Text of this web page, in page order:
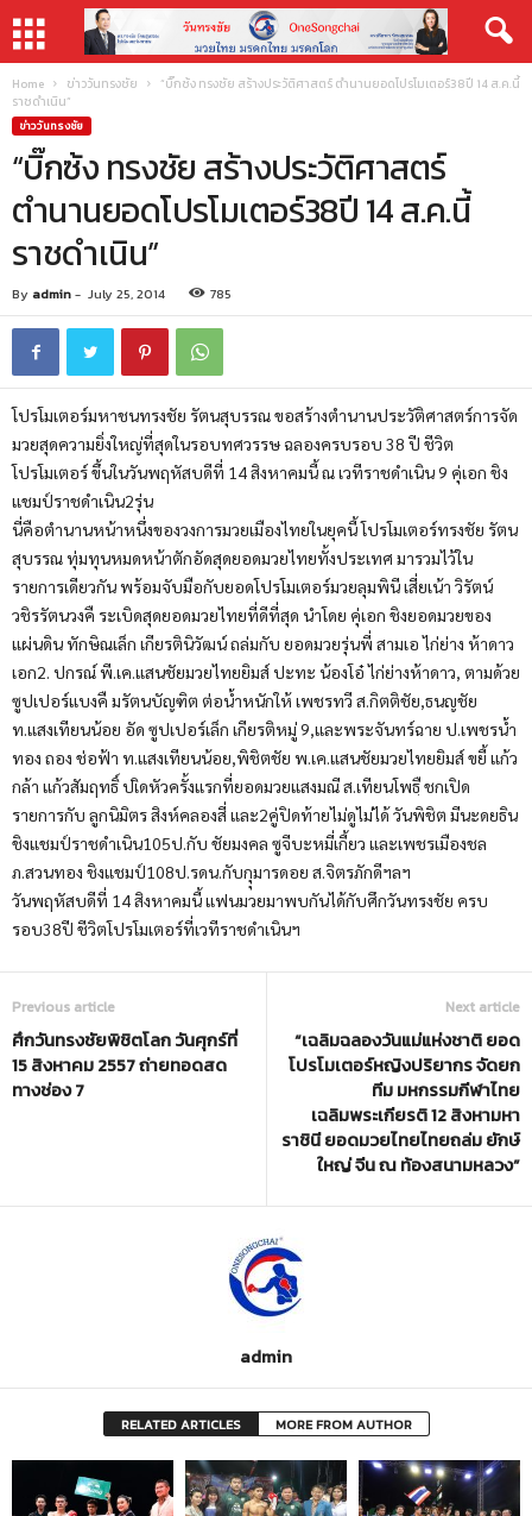
Home ข่าววันทรงชัย
“บิ๊กซ้ง ทรงชัย สร้างประวัติศาสตร์ ตำนานยอดโปรโมเตอร์38ปี 14 ส.ค.นี้
ราชดำเนิน”
ข่าววันทรงชัย
“บิ๊กซ้ง ทรงชัย สร้างประวัติศาสตร์
ตำนานยอดโปรโมเตอร์38ปี 14 ส.ค.นี้
ราชดำเนิน”
By admin- July 25, 2014 785
โปรโมเตอร์มหาชนทรงชัย รัตนสุบรรณ ขอสร้างตำนานประวัติศาสตร์การจัด
มวยสุดความยิ่งใหญ่ที่สุดในรอบทศวรรษ ฉลองครบรอบ 38 ปี ชีวิต
โปรโมเตอร์ ขึ้นในวันพฤหัสบดีที่ 14 สิงหาคมนี้ ณ เวทีราชดำเนิน 9 คุ่เอก ชิง
แชมป์ราชดำเนิน2รุ่น
นี่คือตำนานหน้าหนึ่งของวงการมวยเมืองไทยในยุคนี้ โปรโมเตอร์ทรงชัย รัตน
สุบรรณ ทุ่มทุนหมดหน้าตักอัดสุดยอดมวยไทยทั้งประเทศ มารวมไว้ใน
รายการเดียวกัน พร้อมจับมือกับยอดโปรโมเตอร์มวยลุมพินี เสี่ยเน้า วิรัตน์
วชิรรัตนวงคื ระเบิดสุดยอดมวยไทยที่ดีที่สุด นำโดย คุ่เอก ชิงยอดมวยของ
แผ่นดิน ทักษิณเล็ก เกียรตินิวัฒน์ ถล่มกับ ยอดมวยรุ่นพี่ สามเอ ไก่ย่าง ห้าดาว
เอก2. ปกรณ์ พี.เค.แสนชัยมวยไทยยิมส์ ปะทะ น้องโอ๋ ไก่ย่างห้าดาว, ตามด้วย
ซูปเปอร์แบงคื มรัตนบัญฑิต ต่อน้ำหนักให้ เพชรทวี ส.กิตติชัย,ธนญชัย
ท.แสงเทียนน้อย อัด ซูปเปอร์เล็ก เกียรติหมู่ 9,และพระจันทร์ฉาย ป.เพชรน้ำ
ทอง ถอง ช่อฟ้า ท.แสงเทียนน้อย,พิชิตชัย พ.เค.แสนชัยมวยไทยยิมส์ ขยี้ แก้ว
กล้า แก้วสัมฤทธิ์ ปเิดหัวครั้งแรกที่ยอดมวยแสงมณี ส.เทียนโพธฺื ชกเปิด
รายการกับ ลูกนิมิตร สิงห์คลองสี่ และ2คู่ปิดท้ายไม่ดูไม่ได้ วันพิชิต มีนะดยธิน
ชิงแชมป์ราชดำเนิน105ป.กับ ชัยมงคล ซูจีบะหมี่เกี้ยว และเพชรเมืองชล
ภ.สวนทอง ชิงแชมป์108ป.รดน.กับกุุมารดอย ส.จิตรภักดีฯลฯ
วันพฤหัสบดีที่ 14 สิงหาคมนี้ แฟนมวยมาพบกันได้กับศึกวันทรงชัย ครบ
รอบ38ปี ชีวิตโปรโมเตอร์ที่เวทีราชดำเนินฯ
Previous article
ศึกวันทรงชัยพิชิตโลก วันศุกร์ที่
15 สิงหาคม 2557 ถ่ายทอดสด
ทางช่อง 7
Next article
“เฉลิมฉลองวันแม่แห่งชาติ ยอด
โปรโมเตอร์หญิงปริยากร จัดยก
ทีม มหกรรมกีฬาไทย
เฉลิมพระเกียรติ 12 สิงหามหา
ราชินี ยอดมวยไทยไทยถล่ม ยักษ์
ใหญ่ จีน ณ ท้องสนามหลวง”
admin
RELATED ARTICLES MORE FROM AUTHOR